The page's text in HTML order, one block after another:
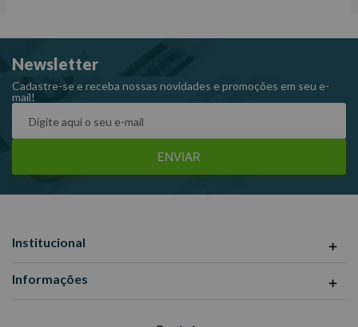
Newsletter
Cadastre-se e receba nossas novidades e promoções em seu e-
mail!
ENVIAR
Institucional
Informações